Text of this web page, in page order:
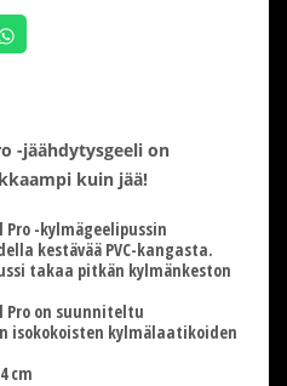
-jäähdytysgeeli on
kuin jää!
Pro -kylmägeelipussin
kestävää PVC-kangasta.
takaa pitkän kylmänkeston
Pro on suunniteltu
isokokoisten kylmälaatikoiden
cm